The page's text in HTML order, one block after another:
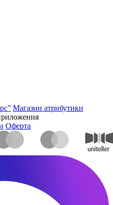
Магазин атрибутики
Оферта